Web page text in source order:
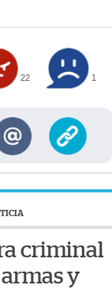
22 1
criminal
y